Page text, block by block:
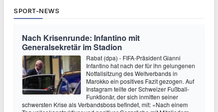
SPORT-NEWS
Nach Krisenrunde: Infantino mit
Generalsekretär im Stadion
Rabat (dpa) - FIFA-Präsident Gianni
Infantino hat nach der für ihn gelungenen
Notfallsitzung des Weltverbands in
Marokko ein positives Fazit gezogen. Auf
Instagram teilte der Schweizer Fußball-
Funktionär, der sich inmitten seiner
schwersten Krise als Verbandsboss befindet, mit: «Nach einem